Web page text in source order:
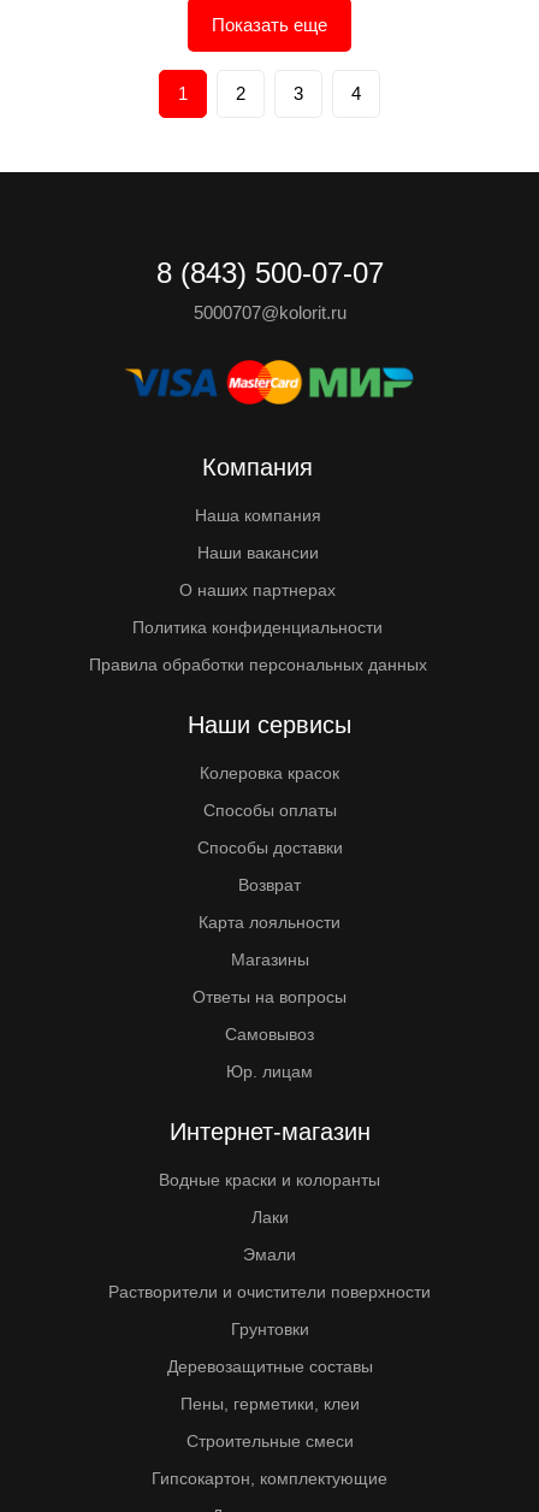
Показать еще
1 2 3 4
8 (843) 500-07-07
5000707@kolorit.ru
Компания
Наша компания
Наши вакансии
О наших партнерах
Политика конфиденциальности
Правила обработки персональных данных
Наши сервисы
Колеровка красок
Способы оплаты
Способы доставки
Возврат
Карта лояльности
Магазины
Ответы на вопросы
Самовывоз
Юр. лицам
Интернет-магазин
Водные краски и колоранты
Лаки
Эмали
Растворители и очистители поверхности
Грунтовки
Деревозащитные составы
Пены, герметики, клеи
Строительные смеси
Гипсокартон, комплектующие